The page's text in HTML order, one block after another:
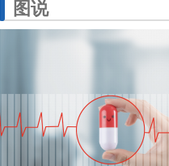
图说